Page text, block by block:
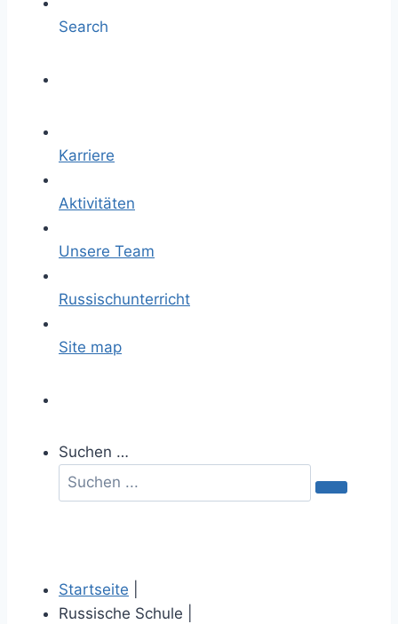
Search
Karriere
Aktivitäten
Unsere Team
Russischunterricht
Site map
Suchen …
Startseite
Russische Schule